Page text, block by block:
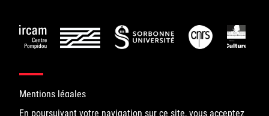
En poursuivant votre navigation sur ce site, vous acceptez
Mentions légales